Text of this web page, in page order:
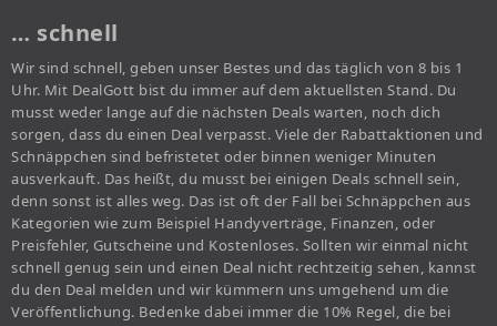
… schnell
Wir sind schnell, geben unser Bestes und das täglich von 8 bis 1
Uhr. Mit DealGott bist du immer auf dem aktuellsten Stand. Du
musst weder lange auf die nächsten Deals warten, noch dich
sorgen, dass du einen Deal verpasst. Viele der Rabattaktionen und
Schnäppchen sind befristetet oder binnen weniger Minuten
ausverkauft. Das heißt, du musst bei einigen Deals schnell sein,
denn sonst ist alles weg. Das ist oft der Fall bei Schnäppchen aus
Kategorien wie zum Beispiel Handyverträge, Finanzen, oder
Preisfehler, Gutscheine und Kostenloses. Sollten wir einmal nicht
schnell genug sein und einen Deal nicht rechtzeitig sehen, kannst
du den Deal melden und wir kümmern uns umgehend um die
Veröffentlichung. Bedenke dabei immer die 10% Regel, die bei